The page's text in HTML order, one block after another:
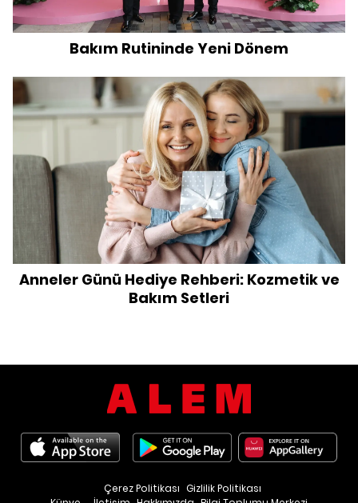
Bakım Rutininde Yeni Dönem
Anneler Günü Hediye Rehberi: Kozmetik ve
Bakım Setleri
Çerez Politikası Gizlilik Politikası